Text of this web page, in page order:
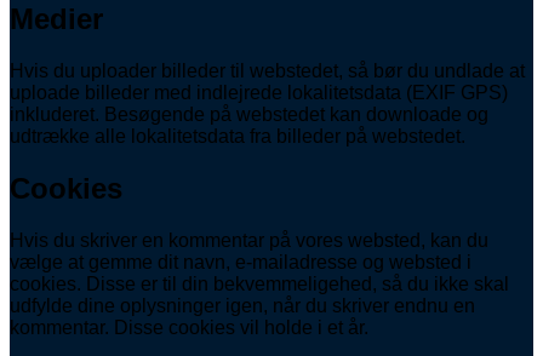
Medier
Hvis du uploader billeder til webstedet, så bør du undlade at
uploade billeder med indlejrede lokalitetsdata (EXIF GPS)
inkluderet. Besøgende på webstedet kan downloade og
udtrække alle lokalitetsdata fra billeder på webstedet.
Cookies
Hvis du skriver en kommentar på vores websted, kan du
vælge at gemme dit navn, e-mailadresse og websted i
cookies. Disse er til din bekvemmeligehed, så du ikke skal
udfylde dine oplysninger igen, når du skriver endnu en
kommentar. Disse cookies vil holde i et år.